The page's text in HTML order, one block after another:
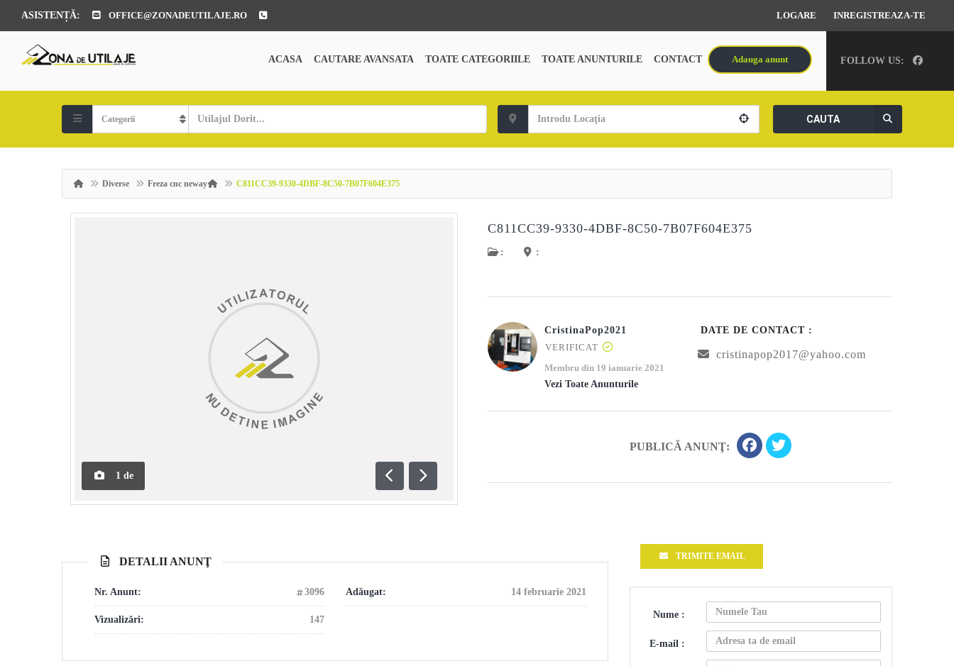
ASISTENȚĂ: OFFICE@ZONADEUTILAJE.RO LOGARE INREGISTREAZA-TE
FOLLOW US:
Adauga anunt
ACASA CAUTARE AVANSATA TOATE CATEGORIILE TOATE ANUNTURILE CONTACT
CAUTA
Diverse Freza cnc neway C811CC39-9330-4DBF-8C50-7B07F604E375
1 de
Anterioară
Următoare
C811CC39-9330-4DBF-8C50-7B07F604E375
: :
CristinaPop2021
VERIFICAT
Membru din 19 ianuarie 2021
Vezi Toate Anunturile
DATE DE CONTACT :
cristinapop2017@yahoo.com
PUBLICĂ ANUNŢ:
DETALII ANUNŢ
Nr. Anunt: 3096 Adăugat: 14 februarie 2021
Vizualizări: 147
TRIMITE EMAIL
Nume :
E-mail :